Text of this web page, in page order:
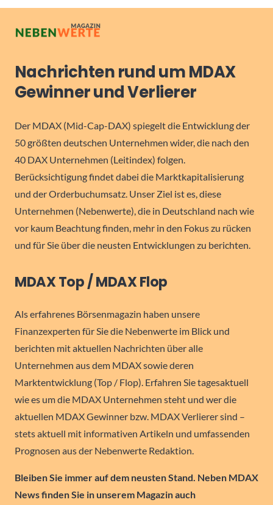
Nachrichten rund um MDAX
Gewinner und Verlierer
Der MDAX (Mid-Cap-DAX) spiegelt die Entwicklung der
50 größten deutschen Unternehmen wider, die nach den
40 DAX Unternehmen (Leitindex) folgen.
Berücksichtigung findet dabei die Marktkapitalisierung
und der Orderbuchumsatz. Unser Ziel ist es, diese
Unternehmen (Nebenwerte), die in Deutschland nach wie
vor kaum Beachtung finden, mehr in den Fokus zu rücken
und für Sie über die neusten Entwicklungen zu berichten.
MDAX Top / MDAX Flop
Als erfahrenes Börsenmagazin haben unsere
Finanzexperten für Sie die Nebenwerte im Blick und
berichten mit aktuellen Nachrichten über alle
Unternehmen aus dem MDAX sowie deren
Marktentwicklung (Top / Flop). Erfahren Sie tagesaktuell
wie es um die MDAX Unternehmen steht und wer die
aktuellen MDAX Gewinner bzw. MDAX Verlierer sind –
stets aktuell mit informativen Artikeln und umfassenden
Prognosen aus der Nebenwerte Redaktion.
Bleiben Sie immer auf dem neusten Stand. Neben MDAX
News finden Sie in unserem Magazin auch